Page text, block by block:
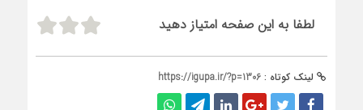
لطفا به این صفحه امتیاز دهید
لینک کوتاه : https://igupa.ir/?p=1306